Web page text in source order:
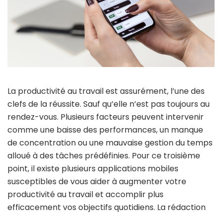
La productivité au travail est assurément, l’une des
clefs de la réussite. Sauf qu’elle n’est pas toujours au
rendez-vous. Plusieurs facteurs peuvent intervenir
comme une baisse des performances, un manque
de concentration ou une mauvaise gestion du temps
alloué à des tâches prédéfinies. Pour ce troisième
point, il existe plusieurs applications mobiles
susceptibles de vous aider à augmenter votre
productivité au travail et accomplir plus
efficacement vos objectifs quotidiens. La rédaction